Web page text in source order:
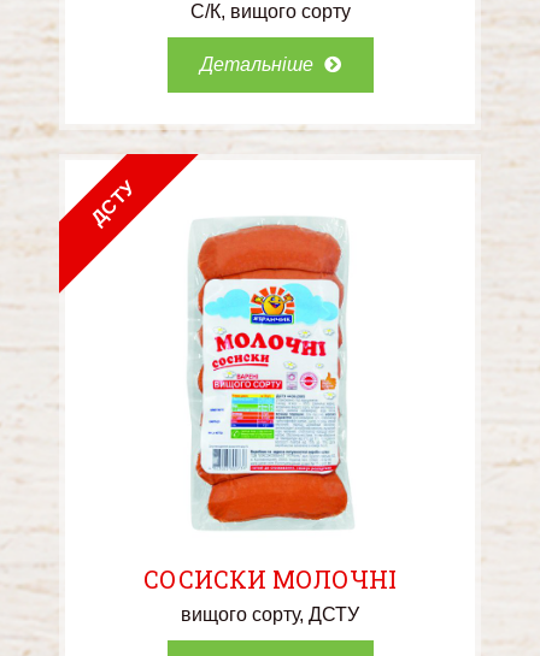
С/К вищого сорту
Детальніше
ДСТУ
СОСИСКИ МОЛОЧНІ
вищого сорту ДСТУ